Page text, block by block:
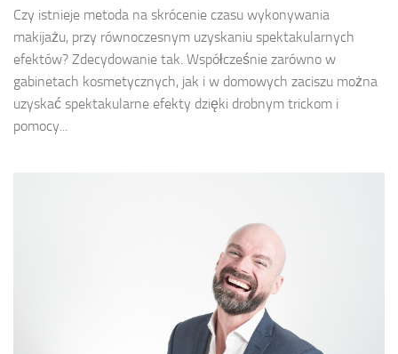
Czy istnieje metoda na skrócenie czasu wykonywania
makijażu, przy równoczesnym uzyskaniu spektakularnych
efektów? Zdecydowanie tak. Współcześnie zarówno w
gabinetach kosmetycznych, jak i w domowych zaciszu można
uzyskać spektakularne efekty dzięki drobnym trickom i
pomocy...